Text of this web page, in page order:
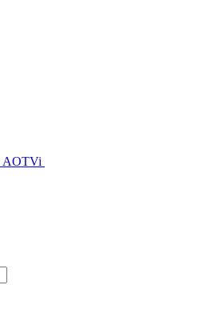
AOTVi